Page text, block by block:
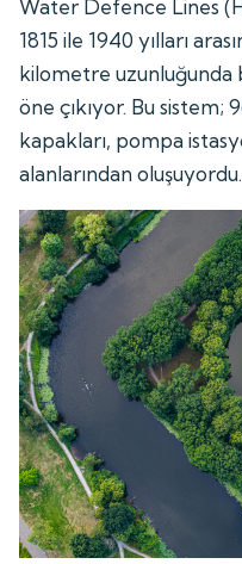
Water Defence Lines
1815 ile 1940 yılları
kilometre uzunluğunda
öne çıkıyor. Bu sistem;
kapakları, pompa
alanlarından oluşuyordu.